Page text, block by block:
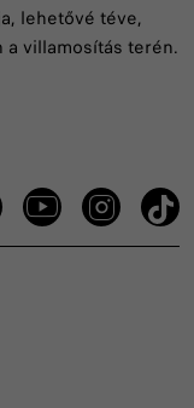
lehetővé téve,
a villamosítás terén.